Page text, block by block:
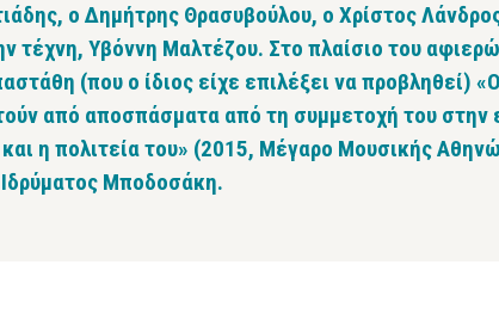
ο Δημήτρης Θρασυβούλου, ο Χρίστος
τέχνη, Υβόννη Μαλτέζου. Στο πλαίσιο του
(που ο ίδιος είχε επιλέξει να προβληθεί)
από αποσπάσματα από τη συμμετοχή του
η πολιτεία του» (2015, Μέγαρο Μουσικής
Μποδοσάκη.